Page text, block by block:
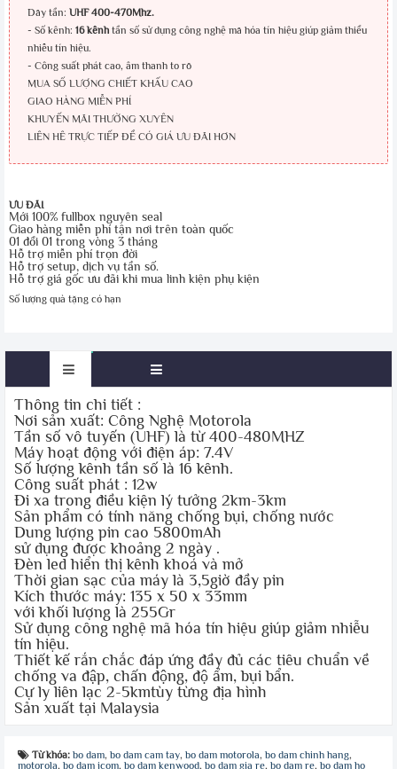
Dãy tần: UHF 400-470Mhz.
- Số kênh: 16 kênh tần số sử dụng công nghệ mã hóa tín hiệu giúp giảm thiểu
nhiễu tín hiệu.
- Công suất phát cao, âm thanh to rõ
MUA SỐ LƯỢNG CHIẾT KHẤU CAO
GIAO HÀNG MIỄN PHÍ
KHUYẾN MÃI THƯỜNG XUYÊN
LIÊN HÊ TRỰC TIẾP ĐỂ CÓ GIÁ ƯU ĐÃI HƠN
ƯU ĐÃI
Mới 100% fullbox nguyên seal
Giao hàng miễn phí tận nơi trên toàn quốc
01 đổi 01 trong vòng 3 tháng
Hỗ trợ miễn phí trọn đời
Hỗ trợ setup, dịch vụ tần số.
Hỗ trợ giá gốc ưu đãi khi mua linh kiện phụ kiện
Số lượng quà tặng có hạn
Thông tin chi tiết :
Nơi sản xuất: Công Nghệ Motorola
Tần số vô tuyến (UHF) là từ 400-480MHZ
Máy hoạt động với điện áp: 7.4V
Số lượng kênh tần số là 16 kênh.
Công suất phát : 12w
Đi xa trong điều kiện lý tưởng 2km-3km
Sản phẩm có tính năng chống bụi, chống nước
Dung lượng pin cao 5800mAh
sử dụng được khoảng 2 ngày .
Đèn led hiển thị kênh khoá và mở
Thời gian sạc của máy là 3,5giờ đầy pin
Kích thước máy: 135 x 50 x 33mm
với khối lượng là 255Gr
Sử dụng công nghệ mã hóa tín hiệu giúp giảm nhiễu
tín hiệu.
Thiết kế rắn chắc đáp ứng đầy đủ các tiêu chuẩn về
chống va đập, chấn động, độ ẩm, bụi bẩn.
Cự ly liên lạc 2-5kmtùy từng địa hình
Sản xuất tại Malaysia
Từ khóa: bo dam, bo dam cam tay, bo dam motorola, bo dam chinh hang,
motorola, bo dam icom, bo dam kenwood, bo dam gia re, bo dam re, bo dam ho